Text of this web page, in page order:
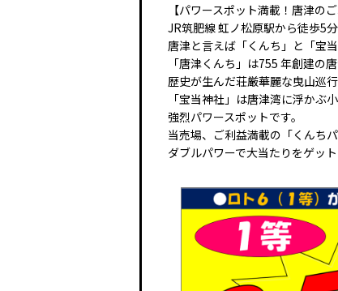
【パワースポット満載！唐津の
JR筑肥線 虹ノ松原駅から徒歩5
唐津と言えば「くんち」と「宝当
「唐津くんち」は755 年創建の
歴史が生んだ荘厳華麗な曳山巡
「宝当神社」は唐津湾に浮か
強烈パワースポットです。
当売場、ご利益満載の「くんち
ダブルパワーで大当たりをゲッ